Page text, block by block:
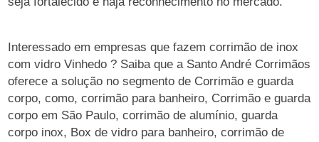
Interessado em empresas que fazem corrimão de inox
com vidro Vinhedo ? Saiba que a Santo André Corrimãos
oferece a solução no segmento de Corrimão e guarda
corpo, como, corrimão para banheiro, Corrimão e guarda
corpo em São Paulo, corrimão de alumínio, guarda
corpo inox, Box de vidro para banheiro, corrimão de